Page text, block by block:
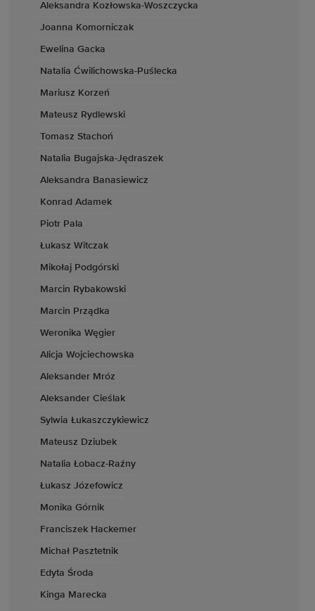
Aleksandra Kozłowska-Woszczycka
Joanna Komorniczak
Ewelina Gacka
Natalia Ćwilichowska-Puślecka
Mariusz Korzeń
Mateusz Rydlewski
Tomasz Stachoń
Natalia Bugajska-Jędraszek
Aleksandra Banasiewicz
Konrad Adamek
Piotr Pala
Łukasz Witczak
Mikołaj Podgórski
Marcin Rybakowski
Marcin Prządka
Weronika Węgier
Alicja Wojciechowska
Aleksander Mróz
Aleksander Cieślak
Sylwia Łukaszczykiewicz
Mateusz Dziubek
Natalia Łobacz-Raźny
Łukasz Józefowicz
Monika Górnik
Franciszek Hackemer
Michał Pasztetnik
Edyta Środa
Kinga Marecka